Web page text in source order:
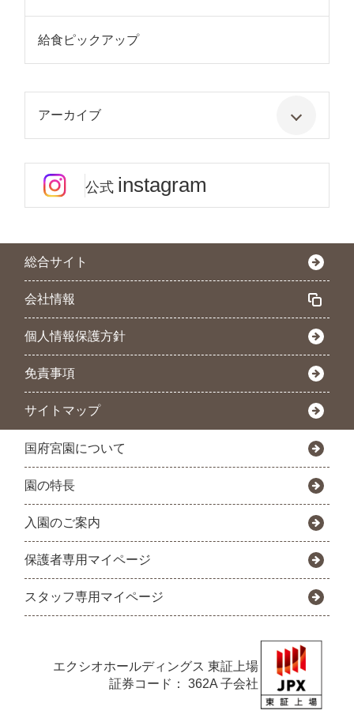
給食ピックアップ
アーカイブ
公式 instagram
総合サイト
会社情報
個人情報保護方針
免責事項
サイトマップ
国府宮園について
園の特長
入園のご案内
保護者専用マイページ
スタッフ専用マイページ
エクシオホールディングス 東証上場
証券コード： 362A 子会社